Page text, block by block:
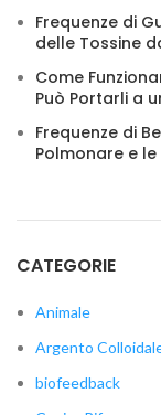
Frequenze di
delle Tossine
Come
Può Portarli a
Frequenze di
Polmonare e
CATEGORIE
Animale
Argento
biofeedback